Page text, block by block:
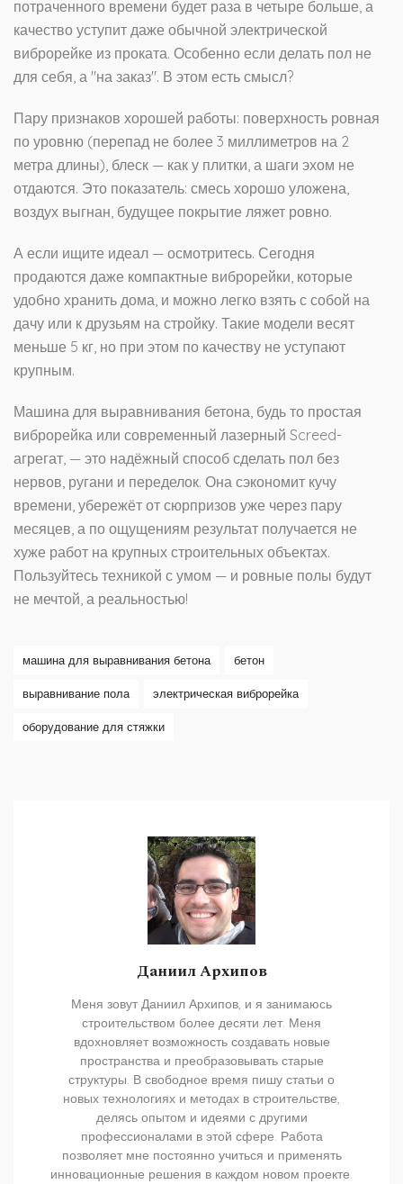
потраченного времени будет раза в четыре больше, а
качество уступит даже обычной электрической
виброрейке из проката. Особенно если делать пол не
для себя, а "на заказ". В этом есть смысл?
Пару признаков хорошей работы: поверхность ровная
по уровню (перепад не более 3 миллиметров на 2
метра длины), блеск — как у плитки, а шаги эхом не
отдаются. Это показатель: смесь хорошо уложена,
воздух выгнан, будущее покрытие ляжет ровно.
А если ищите идеал — осмотритесь. Сегодня
продаются даже компактные виброрейки, которые
удобно хранить дома, и можно легко взять с собой на
дачу или к друзьям на стройку. Такие модели весят
меньше 5 кг, но при этом по качеству не уступают
крупным.
Машина для выравнивания бетона, будь то простая
виброрейка или современный лазерный Screed-
агрегат, — это надёжный способ сделать пол без
нервов, ругани и переделок. Она сэкономит кучу
времени, убережёт от сюрпризов уже через пару
месяцев, а по ощущениям результат получается не
хуже работ на крупных строительных объектах.
Пользуйтесь техникой с умом — и ровные полы будут
не мечтой, а реальностью!
машина для выравнивания бетона бетон
выравнивание пола электрическая виброрейка
оборудование для стяжки
Даниил Архипов
Меня зовут Даниил Архипов, и я занимаюсь
строительством более десяти лет. Меня
вдохновляет возможность создавать новые
пространства и преобразовывать старые
структуры. В свободное время пишу статьи о
новых технологиях и методах в строительстве,
делясь опытом и идеями с другими
профессионалами в этой сфере. Работа
позволяет мне постоянно учиться и применять
инновационные решения в каждом новом проекте.